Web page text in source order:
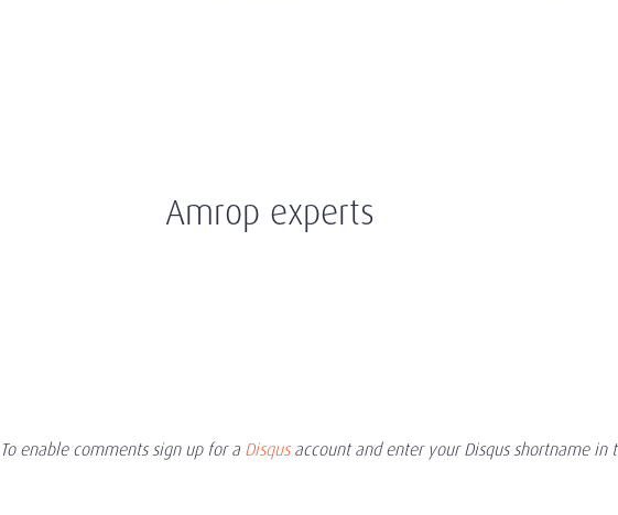
Amrop experts
To enable comments sign up for a Disqusaccount and enter your Disqus shortname in